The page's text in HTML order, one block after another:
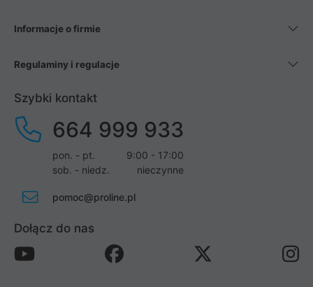
Informacje o firmie
Regulaminy i regulacje
Szybki kontakt
664 999 933
pon. - pt.
9:00 - 17:00
sob. - niedz.
nieczynne
pomoc@proline.pl
Dołącz do nas